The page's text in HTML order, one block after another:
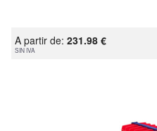
A partir de: 231.98 €
SIN IVA